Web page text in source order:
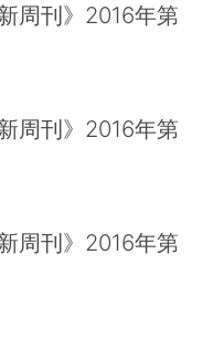
周刊》2016年第
周刊》2016年第
周刊》2016年第